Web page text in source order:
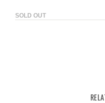
SOLD OUT